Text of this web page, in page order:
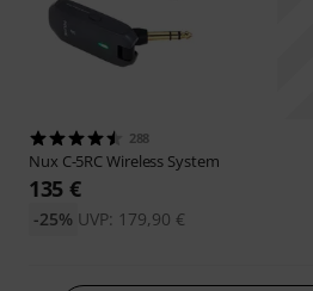
288
Nux C-5RC Wireless System
135 €
UVP: 179,90 €
-25%